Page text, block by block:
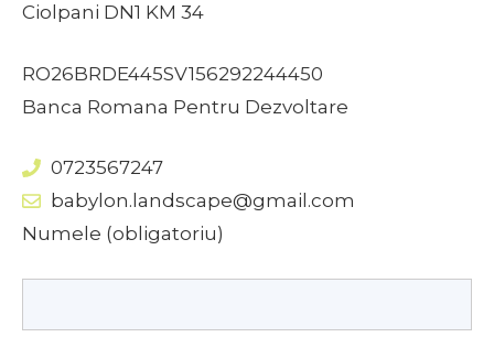
Ciolpani DN1 KM 34
RO26BRDE445SV156292244450
Banca Romana Pentru Dezvoltare
0723567247
babylon.landscape@gmail.com
Numele (obligatoriu)